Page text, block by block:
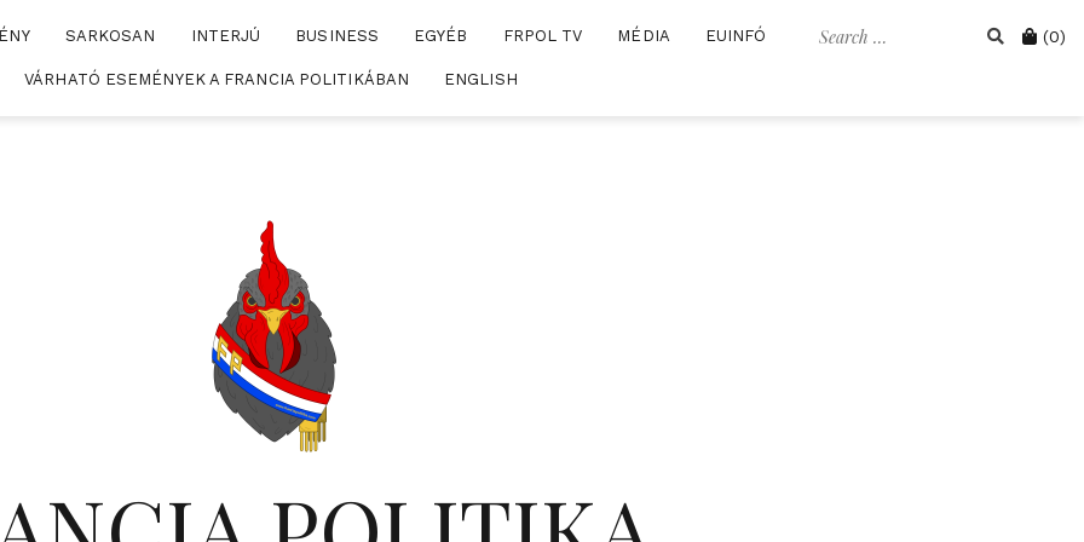
Search Cart
(0)
SARKOSAN INTERJÚ BUSINESS EGYÉB FRPOL TV MÉDIA EUINFÓ
VÁRHATÓ ESEMÉNYEK A FRANCIA POLITIKÁBAN ENGLISH